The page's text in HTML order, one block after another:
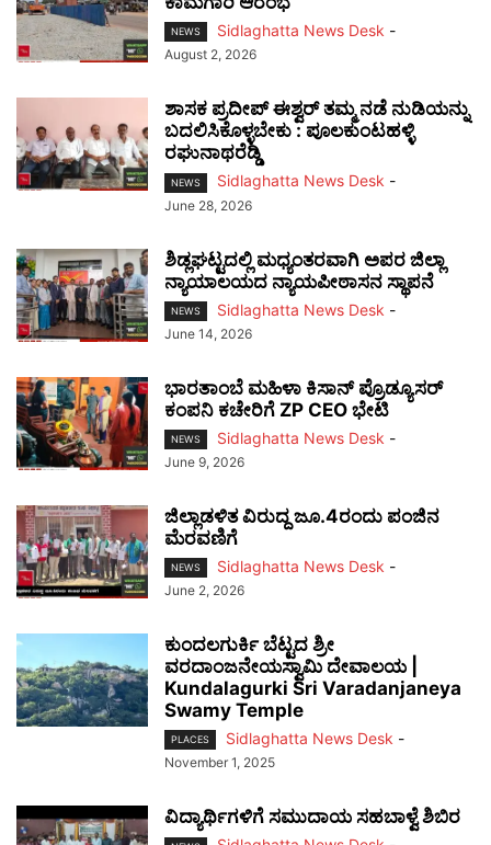
NEWS Sidlaghatta News Desk -
August 2, 2026
ಶಾಸಕ ಪ್ರದೀಪ್ ಈಶ್ವರ್ ತಮ್ಮ ನಡೆ ನುಡಿಯನ್ನು
ಬದಲಿಸಿಕೊಳ್ಳಬೇಕು : ಪೂಲಕುಂಟಹಳ್ಳಿ
ರಘುನಾಥರೆಡ್ಡಿ
NEWS Sidlaghatta News Desk -
June 28, 2026
ಶಿಡ್ಲಘಟ್ಟದಲ್ಲಿ ಮಧ್ಯಂತರವಾಗಿ ಅಪರ ಜಿಲ್ಲಾ
ನ್ಯಾಯಾಲಯದ ನ್ಯಾಯಪೀಠಾಸನ ಸ್ಥಾಪನೆ
NEWS Sidlaghatta News Desk -
June 14, 2026
ಭಾರತಾಂಬೆ ಮಹಿಳಾ ಕಿಸಾನ್ ಪ್ರೊಡ್ಯೂಸರ್
ಕಂಪನಿ ಕಚೇರಿಗೆ ZP CEO ಭೇಟಿ
NEWS Sidlaghatta News Desk -
June 9, 2026
ಜಿಲ್ಲಾಡಳಿತ ವಿರುದ್ದ ಜೂ.4ರಂದು ಪಂಜಿನ
ಮೆರವಣಿಗೆ
NEWS Sidlaghatta News Desk -
June 2, 2026
ಕುಂದಲಗುರ್ಕಿ ಬೆಟ್ಟದ ಶ್ರೀ
ವರದಾಂಜನೇಯಸ್ವಾಮಿ ದೇವಾಲಯ |
Kundalagurki Sri Varadanjaneya
Swamy Temple
PLACES Sidlaghatta News Desk -
November 1, 2025
ವಿದ್ಯಾರ್ಥಿಗಳಿಗೆ ಸಮುದಾಯ ಸಹಬಾಳ್ವೆ ಶಿಬಿರ